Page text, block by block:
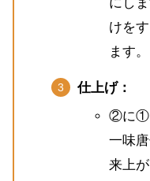
けを
ます。
仕上げ：
②に①
一味
来上が